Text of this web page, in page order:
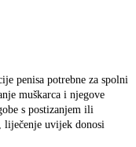
penisa potrebne za spolni
muškarca i njegove
s postizanjem ili
liječenje uvijek donosi